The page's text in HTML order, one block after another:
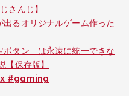
さんじ】
出るオリジナルゲーム作った
ボタン」は永遠に統一できな
保存版】
#gaming